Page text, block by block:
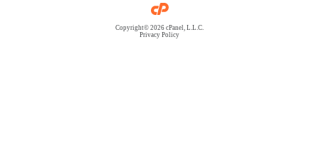
Copyright© 2026 cPanel, L.L.C.
Privacy Policy